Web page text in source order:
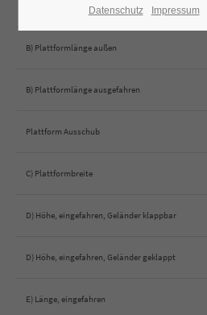
A) Plattformhöhe max.
B) Plattformlänge außen
B) Plattformlänge ausgefahren
Plattform Ausschub
C) Plattformbreite
D) Höhe, eingefahren, Geländer klappbar
D) Höhe, eingefahren, Geländer geklappt
E) Länge, eingefahren
Datenschutz Impressum